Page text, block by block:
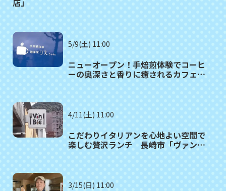
店」
5/9(土) 11:00
ニューオープン！手焙煎体験でコーヒ
ーの奥深さと香りに癒されるカフェ
4/11(土) 11:00
こだわりイタリアンを心地よい空間で
楽しむ贅沢ランチ 長崎市「ヴァンビ
3/15(日) 11:00